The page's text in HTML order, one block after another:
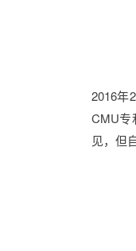
2016年
CMU专
见，但